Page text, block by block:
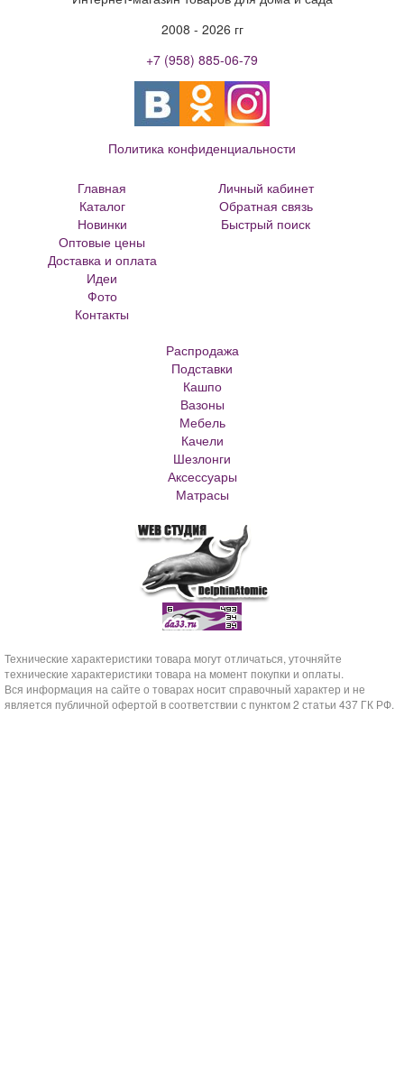
2008 - 2026 гг
+7 (958) 885-06-79
Политика конфиденциальности
Главная
Каталог
Новинки
Оптовые цены
Доставка и оплата
Идеи
Фото
Контакты
Личный кабинет
Обратная связь
Быстрый поиск
Кашпо из ротанга
Матрасы Аскона
Кашпо металлическое
Кашпо для елки
Кашпо с самоливом
Кашпо с автополивом
Распродажа
Подставки
Кашпо
Вазоны
Мебель
Качели
Шезлонги
Аксессуары
Матрасы
Технические характеристики товара могут отличаться, уточняйте
технические характеристики товара на момент покупки и оплаты.
Вся информация на сайте о товарах носит справочный характер и не
является публичной офертой в соответствии с пунктом 2 статьи 437 ГК РФ.